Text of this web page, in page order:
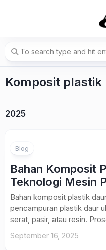
Komposit plastik
2025
Blog
Bahan Komposit
Teknologi Mesin
Bahan komposit plastik
pencampuran plastik daur
serat, pasir, atau resin.
September 16, 2025